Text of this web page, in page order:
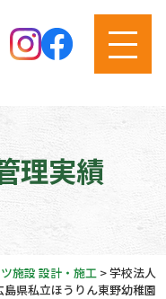
理実績
施設 設計・施工 >学校法人
県私立ほうりん東野幼稚園